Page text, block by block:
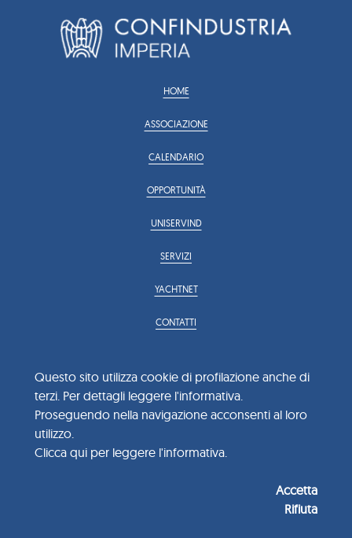
Questo sito utilizza cookie di profilazione anche di
terzi. Per dettagli leggere l'informativa.
Proseguendo nella navigazione acconsenti al loro
utilizzo.
Clicca qui per leggere l'informativa.
Accetta
Rifiuta
HOME
ASSOCIAZIONE
CALENDARIO
OPPORTUNITÀ
UNISERVIND
SERVIZI
YACHTNET
CONTATTI
Viale Giacomo Matteotti 32
0183 650551 / 0183 650552
BMC Agenzia di comunicazione